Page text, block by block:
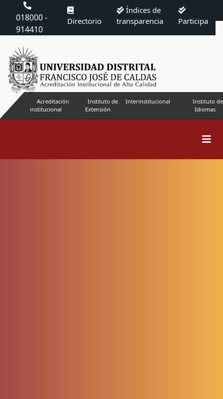
018000 -
914410
Directorio
Índices de
transparencia
Participa
Acreditación
institucional
Instituto de
Extensión
Interinstitucional
Instituto de
Idiomas